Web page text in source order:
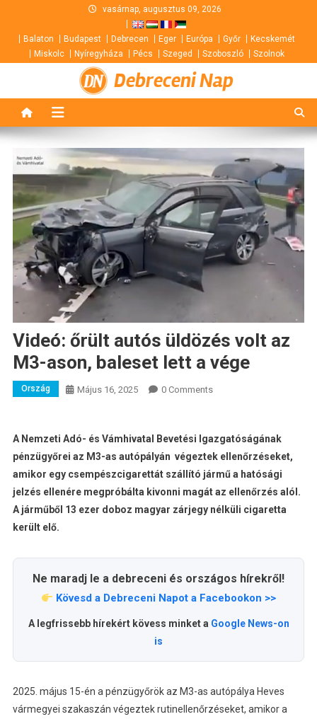
content
vasárnap, augusztus 09, 2026
Balaton Budapest Debrecen Eger Európa Győr
Kecskemét
Miskolc
Nyíregyháza Pécs Szeged Szoboszló Szolnok
Debreceni Nap
Videó: őrült autós üldözés volt az
M3-ason, baleset lett a vége
Ország Május 16, 2025 0 Comments
A Nemzeti Adó- és Vámhivatal Bevetési Igazgatóságának
pénzügyőrei az M3-as autópályán végeztek ellenőrzéseket,
amikor egy csempészcigarettát szállító jármű a hatósági
jelzés ellenére megpróbálta kivonni magát az ellenőrzés alól.
A járműből 13 ezer doboz magyar zárjegy nélküli cigaretta
került elő.
Ne maradj le a debreceni és országos hírekről!
Kövesd a Debreceni Napot a Facebookon >>
A legfrissebb hírekért kövess minket a Google News-on
is
2025. május 15-én a pénzügyőrök az M3-as autópálya Heves
vármegyei szakaszán végeztek rutinellenőrzéseket, amikor a